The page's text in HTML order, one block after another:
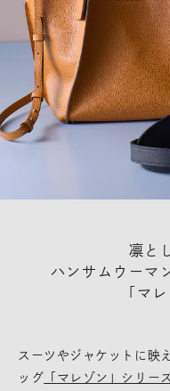
凛と
ハンサムウーマ
「マ
スーツやジャケットに映
ッグ 「マレゾン」シリー